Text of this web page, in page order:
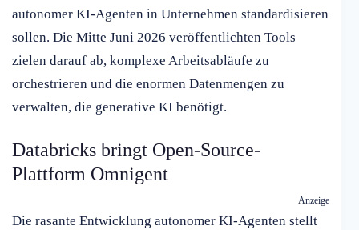
autonomer KI-Agenten in Unternehmen standardisieren
sollen. Die Mitte Juni 2026 veröffentlichten Tools
zielen darauf ab, komplexe Arbeitsabläufe zu
orchestrieren und die enormen Datenmengen zu
verwalten, die generative KI benötigt.
Databricks bringt Open-Source-
Plattform Omnigent
Anzeige
Die rasante Entwicklung autonomer KI-Agenten stellt